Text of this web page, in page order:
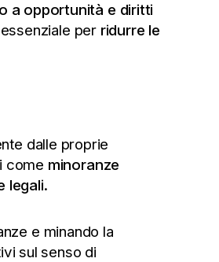
a opportunità e diritti
per ridurre le
dalle proprie
come minoranze
legali.
e minando la
sul senso di